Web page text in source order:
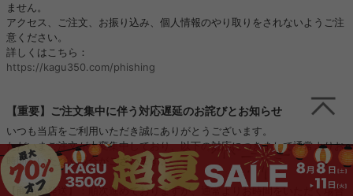
ません。
アクセス、ご注文、お振り込み、個人情報のやり取りをされないようご注
意ください。
詳しくはこちら：
https://kagu350.com/phishing
【重要】ご注文集中に伴う対応遅延のお詫びとお知らせ
いつも当店をご利用いただき誠にありがとうございます。
ただいまご注文が大変集中しており、以下の対応につきまして通常よりお
時間をいただく場合がございます。
【商品の発送】：順次進めておりますが、通常よりお時間をいただく場合